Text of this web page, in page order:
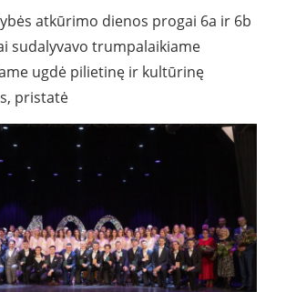
atkūrimo dienos progai 6a ir 6b
sudalyvavo trumpalaikiame
ugdė pilietinę ir kultūrinę
pristatė